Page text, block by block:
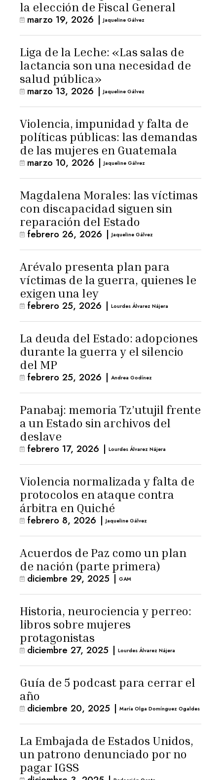
la elección de Fiscal General
marzo 19, 2026 | Jaqueline Gálvez
Liga de la Leche: «Las salas de
lactancia son una necesidad de
salud pública»
marzo 13, 2026 | Jaqueline Gálvez
Violencia, impunidad y falta de
políticas públicas: las demandas
de las mujeres en Guatemala
marzo 10, 2026 | Jaqueline Gálvez
Magdalena Morales: las víctimas
con discapacidad siguen sin
reparación del Estado
febrero 26, 2026 | Jaqueline Gálvez
Arévalo presenta plan para
víctimas de la guerra, quienes le
exigen una ley
febrero 25, 2026 | Lourdes Álvarez Nájera
La deuda del Estado: adopciones
durante la guerra y el silencio
del MP
febrero 25, 2026 | Andrea Godínez
Panabaj: memoria Tz’utujil frente
a un Estado sin archivos del
deslave
febrero 17, 2026 | Lourdes Álvarez Nájera
Violencia normalizada y falta de
protocolos en ataque contra
árbitra en Quiché
febrero 8, 2026 | Jaqueline Gálvez
Acuerdos de Paz como un plan
de nación (parte primera)
diciembre 29, 2025 | GAM
Historia, neurociencia y perreo:
libros sobre mujeres
protagonistas
diciembre 27, 2025 | Lourdes Álvarez Nájera
Guía de 5 podcast para cerrar el
año
diciembre 20, 2025 | María Olga Domínguez Ogaldes
La Embajada de Estados Unidos,
un patrono denunciado por no
pagar IGSS